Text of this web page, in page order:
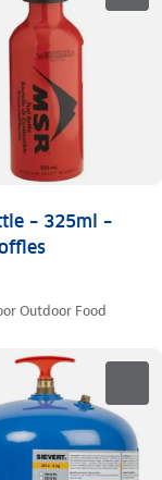
– 325ml –
Outdoor Food